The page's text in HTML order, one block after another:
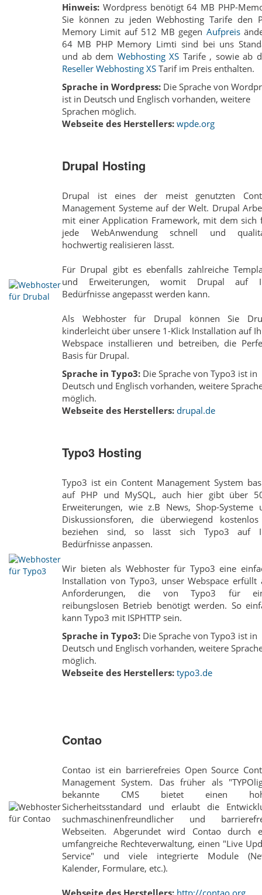
Hinweis: Wordpress benötigt 64 MB PHP-
Sie können zu jeden Webhosting Tarife den
Memory Limit auf 512 MB gegen Aufpreis
64 MB PHP Memory Limti sind bei uns
und ab dem Webhosting XS Tarife , sowie ab
Reseller Webhosting XS Tarif im Preis enthalten.
Sprache in Wordpress: Die Sprache von
ist in Deutsch und Englisch vorhanden, weitere
Sprachen möglich.
Webseite des Herstellers: wpde.org
Drupal Hosting
Drupal ist eines der meist genutzten
Management Systeme auf der Welt. Drupal
mit einer Application Framework, mit dem sich
jede Web­Anwendung schnell und
hochwertig realisieren lässt.
Für Drupal gibt es ebenfalls zahlreiche
und Erweiterungen, womit Drupal auf
Bedürfnisse angepasst werden kann.
Als Webhoster für Drupal können Sie
kinderleicht über unsere 1-Klick Installation auf
Webspace installieren und betreiben, die
Basis für Drupal.
Sprache in Typo3: Die Sprache von Typo3 ist in
Deutsch und Englisch vorhanden, weitere
möglich.
Webseite des Herstellers: drupal.de
Typo3 Hosting
Typo3 ist ein Content Management System
auf PHP und MySQL, auch hier gibt über
Erweiterungen, wie z.B News, Shop-Systeme
Diskussionsforen, die überwiegend
beziehen sind, so lässt sich Typo3 auf
Bedürfnisse anpassen.
Wir bieten als Webhoster für Typo3 eine
Installation von Typo3, unser Webspace erfüllt
Anforderungen, die von Typo3 für
reibungslosen Betrieb benötigt werden. So
kann Typo3 mit ISPHTTP sein.
Sprache in Typo3: Die Sprache von Typo3 ist in
Deutsch und Englisch vorhanden, weitere
möglich.
Webseite des Herstellers: typo3.de
Contao
Contao ist ein barrierefreies Open Source
Management System. Das früher als
bekannte CMS bietet einen
Sicherheitsstandard und erlaubt die
suchmaschinenfreundlicher und
Webseiten. Abgerundet wird Contao durch
umfangreiche Rechteverwaltung, einen "Live
Service" und viele integrierte Module
Kalender, Formulare, etc.).
Webseite des Herstellers: http://contao.org